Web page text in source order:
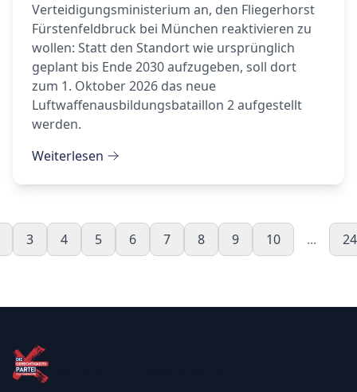
Verteidigungsministerium an, den Fliegerhorst
Fürstenfeldbruck bei München reaktivieren zu
wollen: Statt den Standort wie ursprünglich
geplant bis Ende 2030 aufzugeben, soll dort
zum 1. Oktober 2026 das neue
Luftwaffenausbildungsbataillon 2 aufgestellt
werden.
Weiterlesen
3 4 5 6 7 8 9 10 ... 24